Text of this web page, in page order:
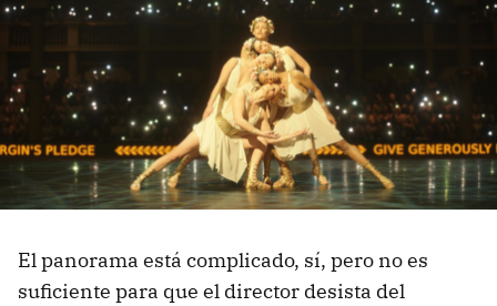
El panorama está complicado, sí, pero no es
suficiente para que el director desista del